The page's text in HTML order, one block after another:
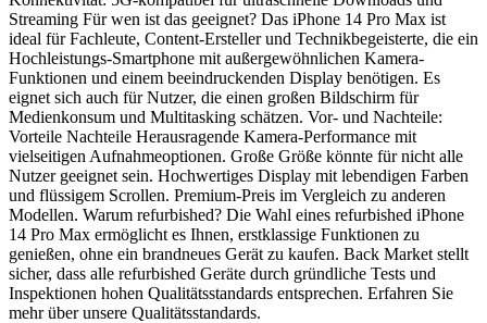
Streaming Für wen ist das geeignet? Das iPhone 14 Pro Max ist
ideal für Fachleute, Content-Ersteller und Technikbegeisterte, die ein
Hochleistungs-Smartphone mit außergewöhnlichen Kamera-
Funktionen und einem beeindruckenden Display benötigen. Es
eignet sich auch für Nutzer, die einen großen Bildschirm für
Medienkonsum und Multitasking schätzen. Vor- und Nachteile:
Vorteile Nachteile Herausragende Kamera-Performance mit
vielseitigen Aufnahmeoptionen. Große Größe könnte für nicht alle
Nutzer geeignet sein. Hochwertiges Display mit lebendigen Farben
und flüssigem Scrollen. Premium-Preis im Vergleich zu anderen
Modellen. Warum refurbished? Die Wahl eines refurbished iPhone
14 Pro Max ermöglicht es Ihnen, erstklassige Funktionen zu
genießen, ohne ein brandneues Gerät zu kaufen. Back Market stellt
sicher, dass alle refurbished Geräte durch gründliche Tests und
Inspektionen hohen Qualitätsstandards entsprechen. Erfahren Sie
mehr über unsere Qualitätsstandards.